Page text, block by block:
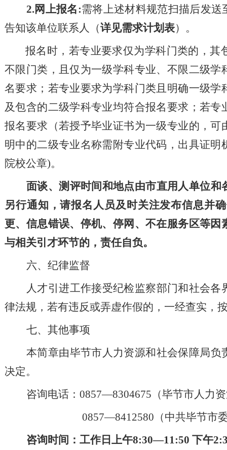
2.网上报名:需将上述材料规范扫描后发送
告知该单位联系人
（详见需求计划表）。
报名时，若专业要求仅为学科门类的，
不限门类，且仅 为一级学科专业、不限二级学
名要求；若专业要求为学科门类且明确一级学
及包含的二级学科专业均符合报名要求；若
报名要求（若授予毕业证书为一级专业的，
明中的二级专业名称需附专业代码，出具证
院校公章)。
面谈、测评时间和地点由市直用人单位和
另行通知 ，请报名人员及时关注发布信息并
更、信息错误、停机、停网、不在服务区等
与相关引才环节的，责任自负。
六、纪律监督
人才引进工作接受纪检监察部门和社会
律法规， 若有违反或弄虚作假的，一经查实，
七、其他事项
本简章由毕节市人力资源和社会保障局负
决定。
咨询电话 ： 0857—8304675 （毕节市人力
0857—8412580 （中共毕节市
咨询时间：工作日上午8:30—11:50 下午